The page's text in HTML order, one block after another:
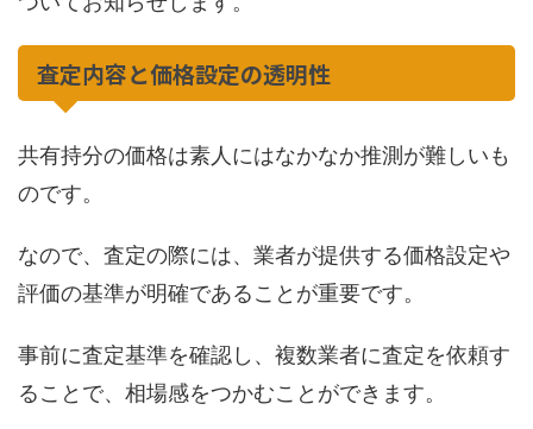
査定内容と価格設定の透明性
共有持分の価格は素人にはなかなか推測が難しいも
のです。
なので、査定の際には、業者が提供する価格設定や
評価の基準が明確であることが重要です。
事前に査定基準を確認し、複数業者に査定を依頼す
ることで、相場感をつかむことができます。